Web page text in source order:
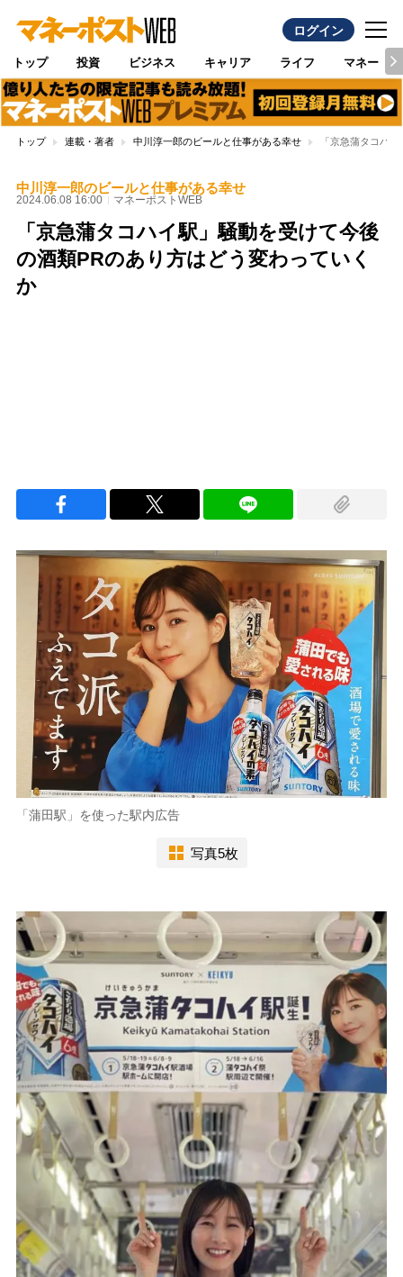
ログイン
トップ 投資 ビジネス キャリア ライフ マネー
トップ 連載・著者 中川淳一郎のビールと仕事がある幸せ 「京急蒲タコハ
中川淳一郎のビールと仕事がある幸せ
2024.06.08 16:00 マネーポストWEB
「京急蒲タコハイ駅」騒動を受けて今後
の酒類PRのあり方はどう変わっていく
か
「蒲田駅」を使った駅内広告
写真5枚